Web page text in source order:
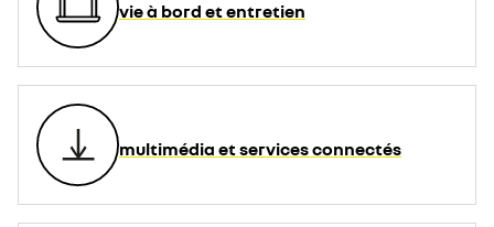
vie à bord et entretien
multimédia et services connectés